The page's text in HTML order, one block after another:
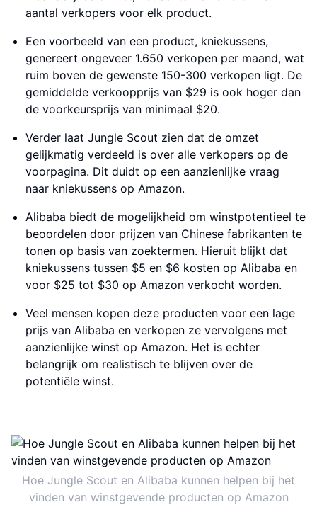
aantal verkopers voor elk product.
Een voorbeeld van een product, kniekussens,
genereert ongeveer 1.650 verkopen per maand, wat
ruim boven de gewenste 150-300 verkopen ligt. De
gemiddelde verkoopprijs van $29 is ook hoger dan
de voorkeursprijs van minimaal $20.
Verder laat Jungle Scout zien dat de omzet
gelijkmatig verdeeld is over alle verkopers op de
voorpagina. Dit duidt op een aanzienlijke vraag
naar kniekussens op Amazon.
Alibaba biedt de mogelijkheid om winstpotentieel te
beoordelen door prijzen van Chinese fabrikanten te
tonen op basis van zoektermen. Hieruit blijkt dat
kniekussens tussen $5 en $6 kosten op Alibaba en
voor $25 tot $30 op Amazon verkocht worden.
Veel mensen kopen deze producten voor een lage
prijs van Alibaba en verkopen ze vervolgens met
aanzienlijke winst op Amazon. Het is echter
belangrijk om realistisch te blijven over de
potentiële winst.
Hoe Jungle Scout en Alibaba kunnen helpen bij het
vinden van winstgevende producten op Amazon